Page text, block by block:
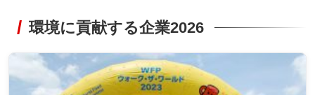
環境に貢献する企業2026